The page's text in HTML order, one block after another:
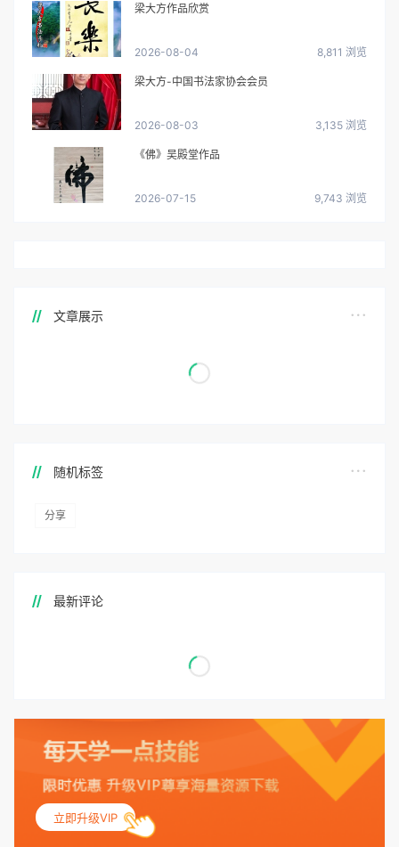
梁大方作品欣赏
2026-08-04 8,811 浏览
梁大方-中国书法家协会会员
2026-08-03 3,135 浏览
《佛》吴殿堂作品
2026-07-15 9,743 浏览
文章展示
随机标签
分享
最新评论
立即升级VIP